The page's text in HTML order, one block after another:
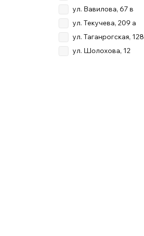
ул. Вавилова, 67 в
ул. Текучева, 209 а
ул. Таганрогская, 128
ул. Шолохова, 12